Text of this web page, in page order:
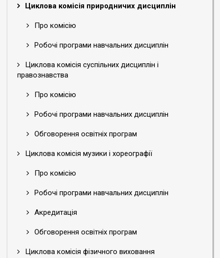
Циклова комісія природничих дисциплін
Про комісію
Робочі програми навчальних дисциплін
Циклова комісія суспільних дисциплін і
правознавства
Про комісію
Робочі програми навчальних дисциплін
Обговорення освітніх програм
Циклова комісія музики і хореографії
Про комісію
Робочі програми навчальних дисциплін
Акредитація
Обговорення освітніх програм
Циклова комісія фізичного виховання